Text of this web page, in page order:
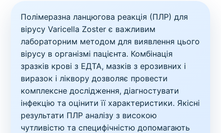
Полімеразна ланцюгова реакція (ПЛР) для
вірусу Varicella Zoster є важливим
лабораторним методом для виявлення цього
вірусу в організмі пацієнта. Комбінація
зразків крові з ЕДТА, мазків з ерозивних і
виразок і ліквору дозволяє провести
комплексне дослідження, діагностувати
інфекцію та оцінити її характеристики. Якісні
результати ПЛР аналізу з високою
чутливістю та специфічністю допомагають